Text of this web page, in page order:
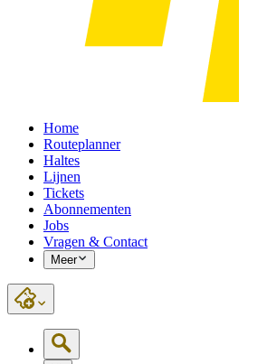
Home
Routeplanner
Haltes
Lijnen
Tickets
Abonnementen
Jobs
Vragen & Contact
Meer